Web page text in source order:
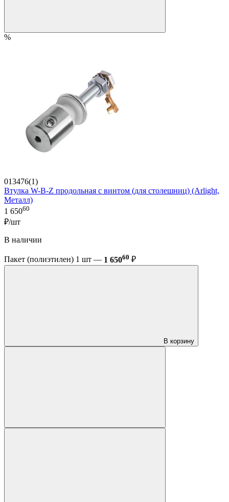
%
013476(1)
Втулка W-B-Z продольная с винтом (для столешниц) (Arlight,
Металл)
1 65060
₽/шт
В наличии
Пакет (полиэтилен) 1 шт — 1 65060 ₽
В корзину